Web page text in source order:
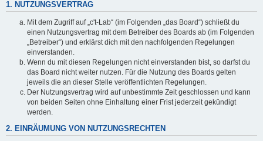
1. NUTZUNGSVERTRAG
Mit dem Zugriff auf „c't-Lab“ (im Folgenden „das Board“) schließt du
einen Nutzungsvertrag mit dem Betreiber des Boards ab (im Folgenden
„Betreiber“) und erklärst dich mit den nachfolgenden Regelungen
einverstanden.
Wenn du mit diesen Regelungen nicht einverstanden bist, so darfst du
das Board nicht weiter nutzen. Für die Nutzung des Boards gelten
jeweils die an dieser Stelle veröffentlichten Regelungen.
Der Nutzungsvertrag wird auf unbestimmte Zeit geschlossen und kann
von beiden Seiten ohne Einhaltung einer Frist jederzeit gekündigt
werden.
2. EINRÄUMUNG VON NUTZUNGSRECHTEN